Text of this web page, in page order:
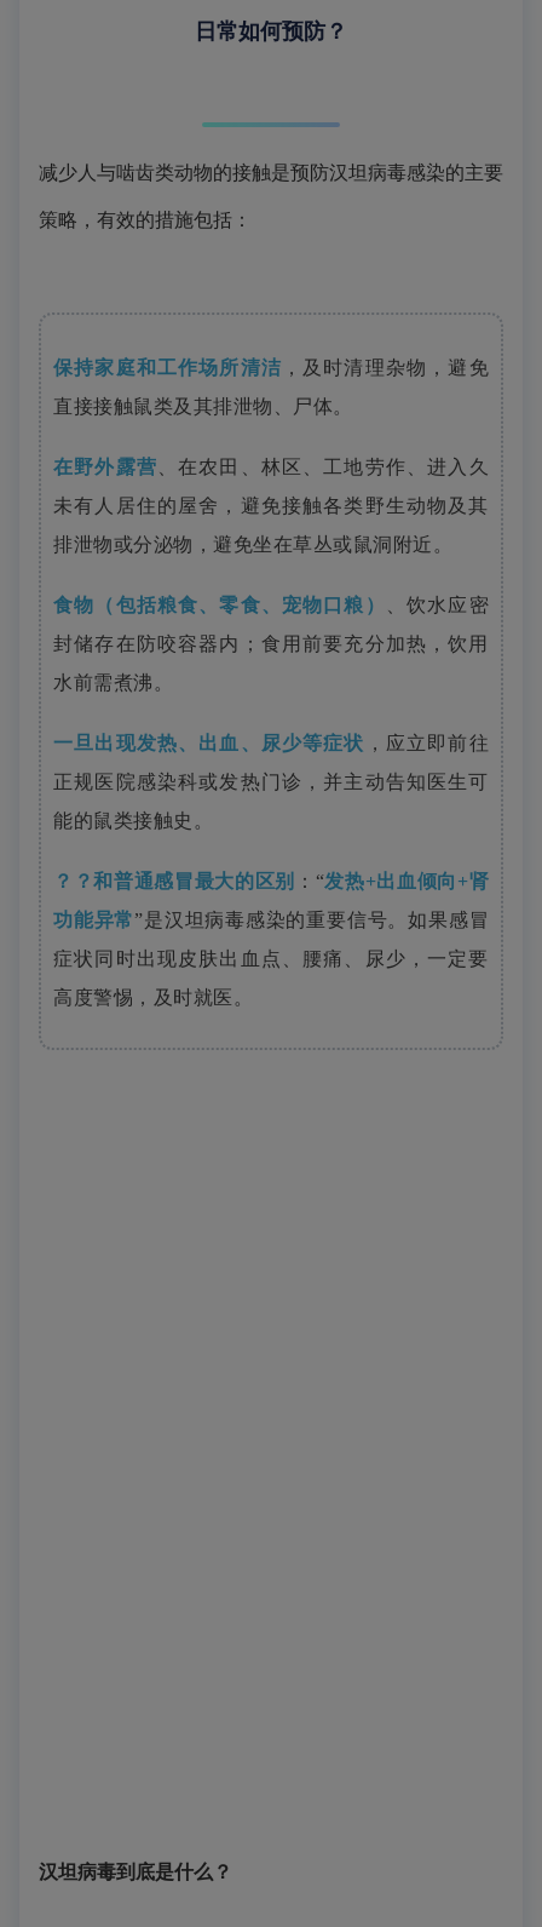
日常如何预防？
减少人与啮齿类动物的接触是预防汉坦病毒感染的主要
策略，有效的措施包括：
保持家庭和工作场所清洁 ，及时清理杂物，避免
直接接触鼠类及其排泄物、尸体。
在野外露营 、在农田、林区、工地劳作、进入久
未有人居住的屋舍，避免接触各类野生动物及其
排泄物或分泌物，避免坐在草丛或鼠洞附近。
食物（包括粮食、零食、宠物口粮）
、饮水应密
封储存在防咬容器内；食用前要充分加热，饮用
水前需煮沸。
一旦出现发热、出血、尿少等症状 ，应立即前往
正规医院感染科或发热门诊，并主动告知医生可
能的鼠类接触史。
？？和普通感冒最大的区别 ：“发热+出血倾向+肾
功能异常”是汉坦病毒感染的重要信号。如果感冒
症状同时出现皮肤出血点、腰痛、尿少，一定要
高度警惕，及时就医。
汉坦病毒到底是什么？